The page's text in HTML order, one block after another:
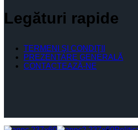
Legături rapide
TERMENI ŞI CONDIŢII
PREZENTARE GENERALĂ
CONTACTEAZĂ-NE